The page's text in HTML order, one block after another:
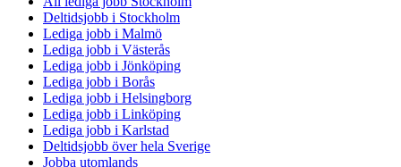
Deltidsjobb i Stockholm
Lediga jobb i Malmö
Lediga jobb i Västerås
Lediga jobb i Jönköping
Lediga jobb i Borås
Lediga jobb i Helsingborg
Lediga jobb i Linköping
Lediga jobb i Karlstad
Deltidsjobb över hela Sverige
Jobba utomlands